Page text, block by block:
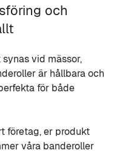
och
vid mässor,
är hållbara och
för både
företag, er produkt
våra banderoller